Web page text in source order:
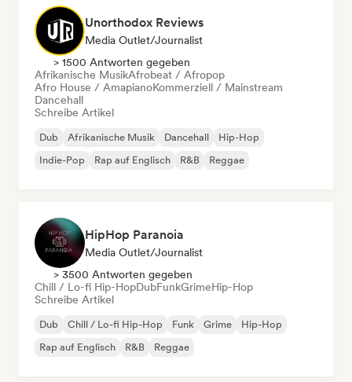
Unorthodox Reviews
Media Outlet/Journalist
> 1500 Antworten gegeben
Afrikanische MusikAfrobeat / Afropop
Afro House / AmapianoKommerziell / Mainstream
Dancehall
Schreibe Artikel
Dub Afrikanische Musik Dancehall
Hip-Hop
Indie-Pop
Rap auf Englisch R&B Reggae
HipHop Paranoia
Media Outlet/Journalist
> 3500 Antworten gegeben
Chill / Lo-fi Hip-HopDubFunkGrimeHip-Hop
Schreibe Artikel
Dub Chill / Lo-fi Hip-Hop Funk Grime
Hip-Hop
Rap auf Englisch
R&B Reggae